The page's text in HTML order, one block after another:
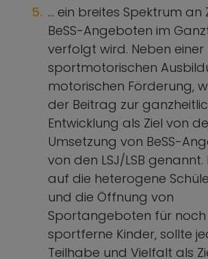
… ein breites Spektrum an
BeSS-Angeboten im
verfolgt wird. Neben einer
sportmotorischen
motorischen Förderung,
der Beitrag zur
Entwicklung als Ziel von
Umsetzung von BeSS-
von den LSJ/LSB genannt.
auf die heterogene
und die Öffnung von
Sportangeboten für noch
sportferne Kinder, sollte
Teilhabe und Vielfalt als